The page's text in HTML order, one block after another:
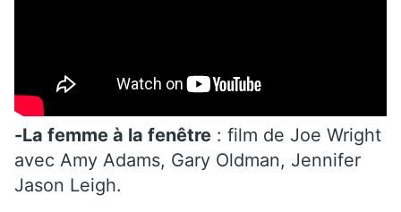
-La femme à la fenêtre : film de Joe Wright
avec Amy Adams, Gary Oldman, Jennifer
Jason Leigh.